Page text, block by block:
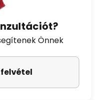
Önnek